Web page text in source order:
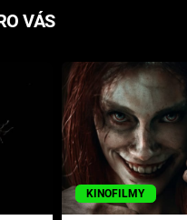
VÁS
KINOFILMY